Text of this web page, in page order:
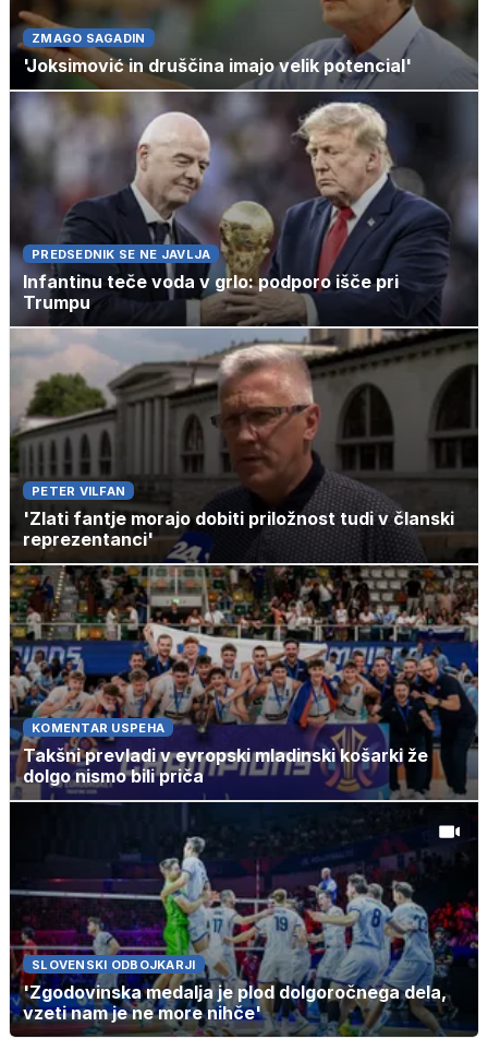
ZMAGO SAGADIN
'Joksimović in druščina imajo velik potencial'
PREDSEDNIK SE NE JAVLJA
Infantinu teče voda v grlo: podporo išče pri
Trumpu
PETER VILFAN
'Zlati fantje morajo dobiti priložnost tudi v članski
reprezentanci'
KOMENTAR USPEHA
Takšni prevladi v evropski mladinski košarki že
dolgo nismo bili priča
SLOVENSKI ODBOJKARJI
'Zgodovinska medalja je plod dolgoročnega dela,
vzeti nam je ne more nihče'